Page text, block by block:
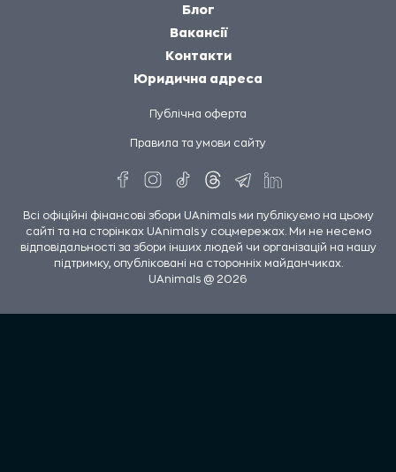
Блог
Вакансії
Контакти
Юридична адреса
Публічна оферта
Правила та умови сайту
Всі офіційні фінансові збори UAnimals ми публікуємо на цьому
сайті та на сторінках UAnimals у соцмережах. Ми не несемо
відповідальності за збори інших людей чи організацій на нашу
підтримку, опубліковані на сторонніх майданчиках.
UAnimals @ 2026